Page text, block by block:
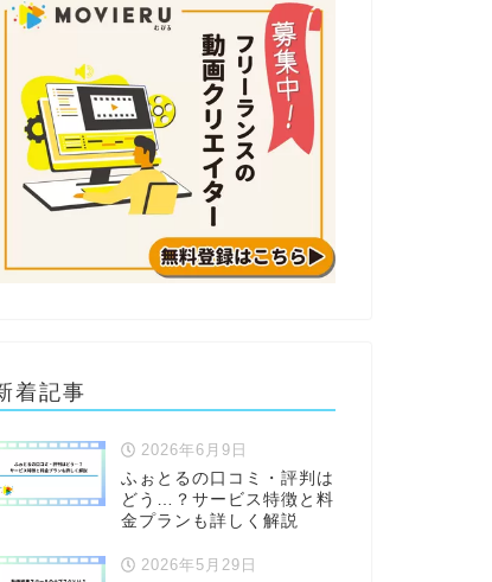
着記事
2026年6月9日
ふぉとるの口コミ・評判は
どう…？サービス特徴と料
金プランも詳しく解説
2026年5月29日